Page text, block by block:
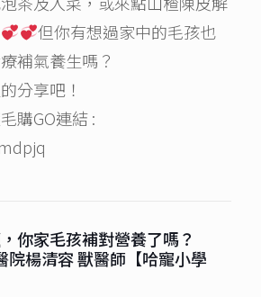
但你有想過家中的毛孩也
補氣養生嗎？
分享吧！
購GO連結 :
你家毛孩補對營養了嗎？
楊清容 獸醫師【哈寵小學